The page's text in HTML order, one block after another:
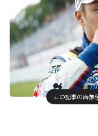
この記事の画像